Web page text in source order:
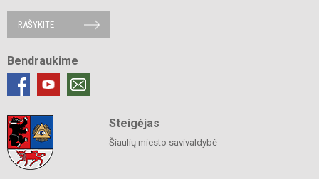
RAŠYKITE
Bendraukime
Steigėjas
Šiaulių miesto savivaldybė